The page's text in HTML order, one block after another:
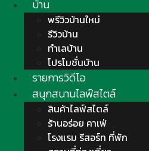
บ้าน
พรีวิวบ้านใหม่
รีวิวบ้าน
ทำเลบ้าน
โปรโมชั่นบ้าน
รายการวิดีโอ
สนุกสนานไลฟ์สไตล์
สินค้าไลฟ์สไตล์
ร้านอร่อย คาเฟ่
โรงแรม รีสอร์ท ที่พัก